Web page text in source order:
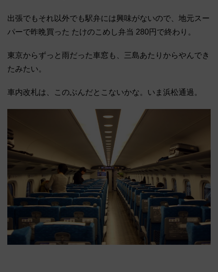
出張でもそれ以外でも駅弁には興味がないので、地元スー
パーで昨晩買った たけのこめし弁当 280円で終わり。
東京からずっと雨だった車窓も、三島あたりからやんでき
たみたい。
車内改札は、このぶんだとこないかな。いま浜松通過。